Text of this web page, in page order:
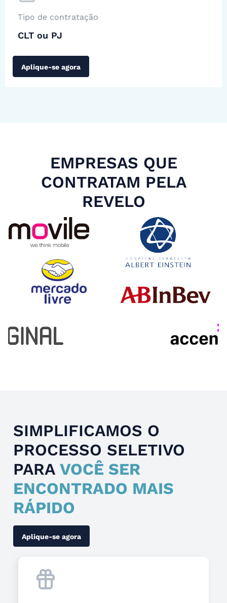
Tipo de contratação
CLT ou PJ
Aplique-se agora
EMPRESAS QUE
CONTRATAM PELA
REVELO
SIMPLIFICAMOS O
PROCESSO SELETIVO
PARA VOCÊ SER
ENCONTRADO MAIS
RÁPIDO
Aplique-se agora